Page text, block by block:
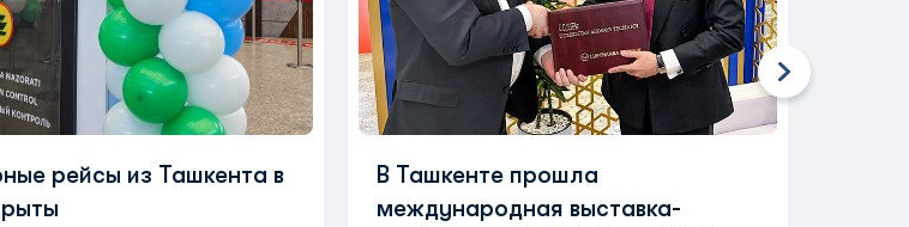
рейсы из Ташкента в
В Ташкенте прошла
международная выставка-